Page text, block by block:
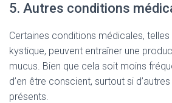
5. Autres conditions
Certaines conditions médicales,
kystique, peuvent entraîner une
mucus. Bien que cela soit moins
d’en être conscient, surtout si
présents.